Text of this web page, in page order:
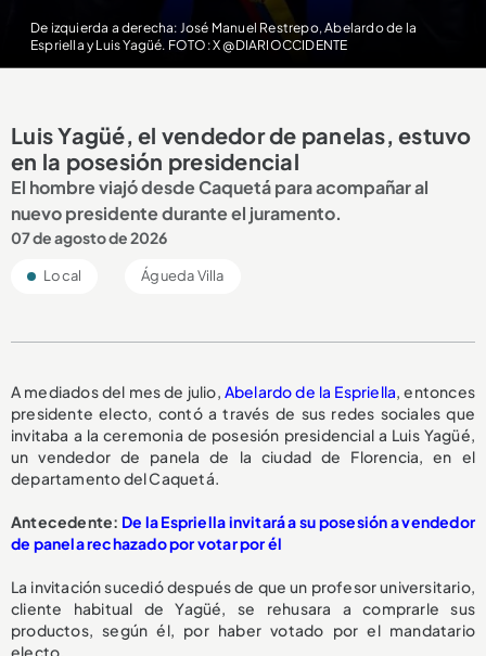
De izquierda a derecha: José Manuel Restrepo, Abelardo de la
Espriella y Luis Yagüé. FOTO: X @DIARIOCCIDENTE
Luis Yagüé, el vendedor de panelas, estuvo
en la posesión presidencial
El hombre viajó desde Caquetá para acompañar al
nuevo presidente durante el juramento.
07 de agosto de 2026
Local Águeda Villa
A mediados del mes de julio, Abelardo de la Espriella, entonces
presidente electo, contó a través de sus redes sociales que
invitaba a la ceremonia de posesión presidencial a Luis Yagüé,
un vendedor de panela de la ciudad de Florencia, en el
departamento del Caquetá.
Antecedente: De la Espriella invitará a su posesión a vendedor
de panela rechazado por votar por él
La invitación sucedió después de que un profesor universitario,
cliente habitual de Yagüé, se rehusara a comprarle sus
productos, según él, por haber votado por el mandatario
electo.